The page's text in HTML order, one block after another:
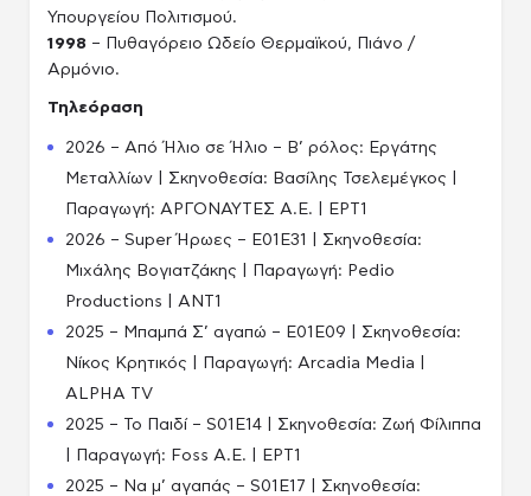
Υπουργείου Πολιτισμού.
1998 – Πυθαγόρειο Ωδείο Θερμαϊκού, Πιάνο /
Αρμόνιο.
Τηλεόραση
2026 – Από Ήλιο σε Ήλιο – Β’ ρόλος: Εργάτης
Μεταλλίων | Σκηνοθεσία: Βασίλης Τσελεμέγκος |
Παραγωγή: ΑΡΓΟΝΑΥΤΕΣ Α.Ε. | ΕΡΤ1
2026 – Super Ήρωες – E01E31 | Σκηνοθεσία:
Μιχάλης Βογιατζάκης | Παραγωγή: Pedio
Productions | ANT1
2025 – Μπαμπά Σ’ αγαπώ – E01E09 | Σκηνοθεσία:
Νίκος Κρητικός | Παραγωγή: Arcadia Media |
ALPHA TV
2025 – Το Παιδί – S01E14 | Σκηνοθεσία: Ζωή Φίλιππα
| Παραγωγή: Foss A.E. | ΕΡΤ1
2025 – Να μ’ αγαπάς – S01E17 | Σκηνοθεσία: